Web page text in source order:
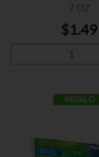
7 OZ
$1.49
REGALO